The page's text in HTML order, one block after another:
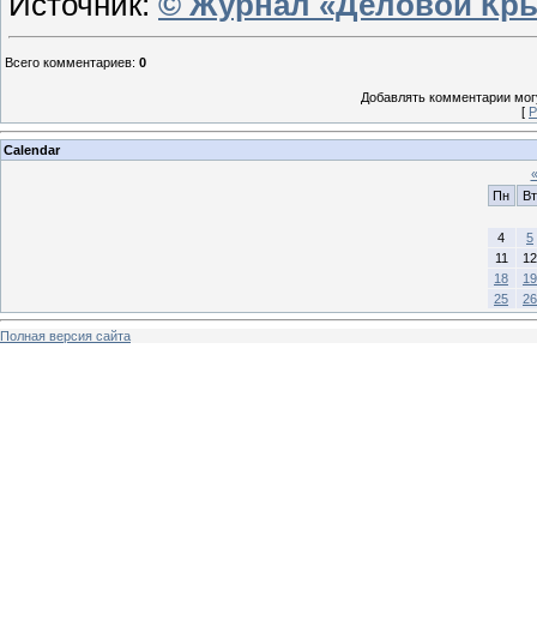
Всего комментариев: 0
Добавлять комментарии
[
Calendar
«
Пн
Вт
4
5
11
12
18
19
25
26
Полная версия сайта